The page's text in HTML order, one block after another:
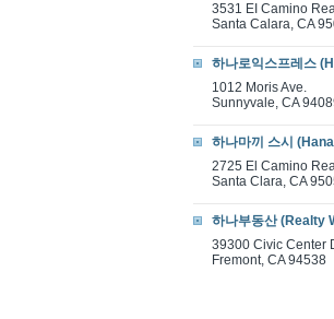
3531 EI Camino
Santa Calara, CA
하나로익스프레스
1012 Moris Ave.
Sunnyvale, CA
하나마끼 스시
2725 El Camino
Santa Clara, CA
하나부동산 (Realty
39300 Civic Center
Fremont, CA 94538